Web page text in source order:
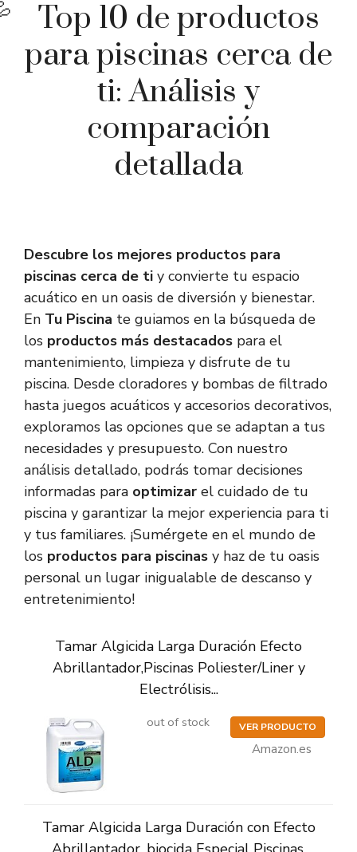
Top 10 de productos
para piscinas cerca de
ti: Análisis y
comparación
detallada
Descubre los mejores productos para
piscinas cerca de ti y convierte tu espacio
acuático en un oasis de diversión y bienestar.
En Tu Piscina te guiamos en la búsqueda de
los productos más destacados para el
mantenimiento, limpieza y disfrute de tu
piscina. Desde cloradores y bombas de filtrado
hasta juegos acuáticos y accesorios decorativos,
exploramos las opciones que se adaptan a tus
necesidades y presupuesto. Con nuestro
análisis detallado, podrás tomar decisiones
informadas para optimizar el cuidado de tu
piscina y garantizar la mejor experiencia para ti
y tus familiares. ¡Sumérgete en el mundo de
los productos para piscinas y haz de tu oasis
personal un lugar inigualable de descanso y
entretenimiento!
Tamar Algicida Larga Duración Efecto
Abrillantador,Piscinas Poliester/Liner y
Electrólisis...
out of stock VER PRODUCTO
Amazon.es
Tamar Algicida Larga Duración con Efecto